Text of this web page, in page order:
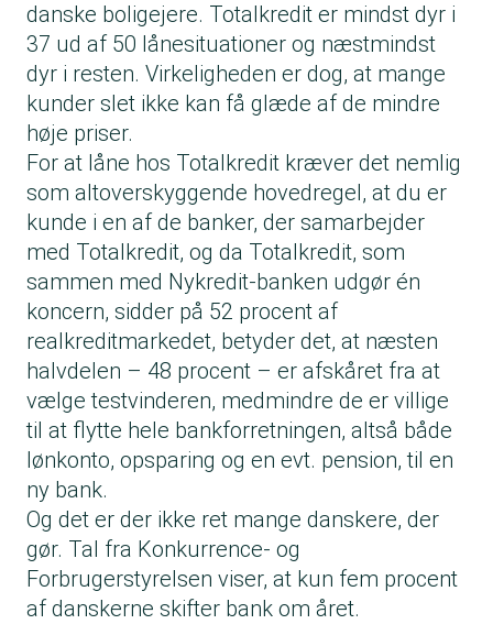
danske boligejere. Totalkredit er mindst dyr i
37 ud af 50 lånesituationer og næstmindst
dyr i resten. Virkeligheden er dog, at mange
kunder slet ikke kan få glæde af de mindre
høje priser.
For at låne hos Totalkredit kræver det nemlig
som altoverskyggende hovedregel, at du er
kunde i en af de banker, der samarbejder
med Totalkredit, og da Totalkredit, som
sammen med Nykredit-banken udgør én
koncern, sidder på 52 procent af
realkreditmarkedet, betyder det, at næsten
halvdelen – 48 procent – er afskåret fra at
vælge testvinderen, medmindre de er villige
til at flytte hele bankforretningen, altså både
lønkonto, opsparing og en evt. pension, til en
ny bank.
Og det er der ikke ret mange danskere, der
gør. Tal fra Konkurrence- og
Forbrugerstyrelsen viser, at kun fem procent
af danskerne skifter bank om året.